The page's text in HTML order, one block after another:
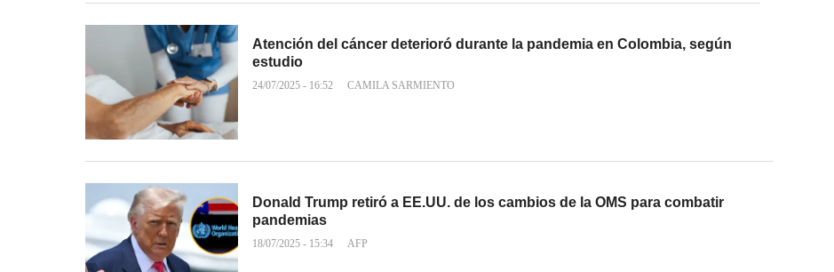
Atención del cáncer deterioró durante la pandemia en Colombia, según
estudio
24/07/2025 - 16:52 CAMILA SARMIENTO
Donald Trump retiró a EE.UU. de los cambios de la OMS para combatir
pandemias
18/07/2025 - 15:34 AFP